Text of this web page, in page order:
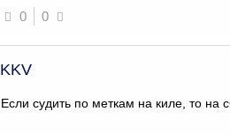
0 0
KKV
Если судить по меткам на киле, то на